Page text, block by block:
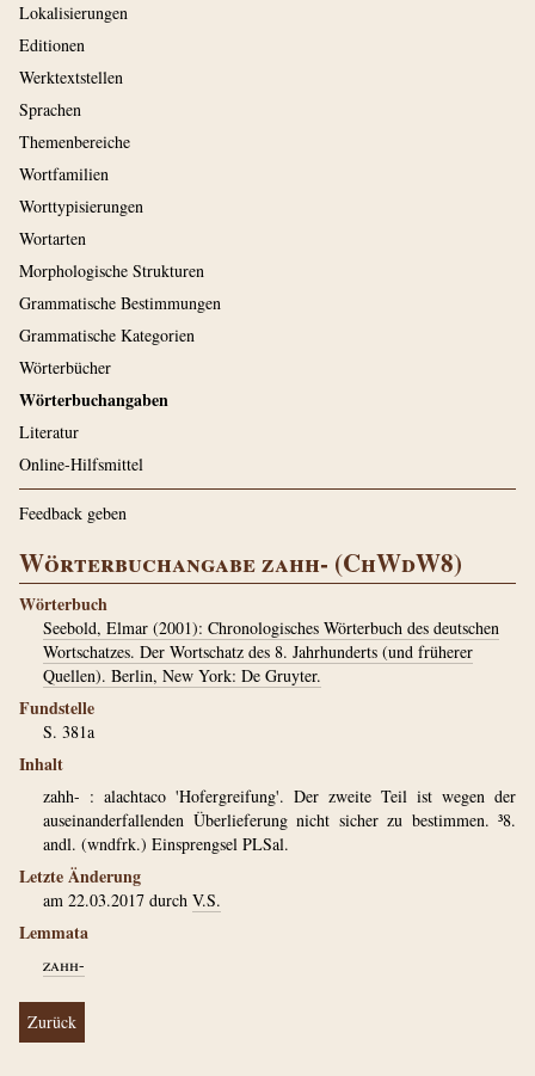
Lokalisierungen
Editionen
Werktextstellen
Sprachen
Themenbereiche
Wortfamilien
Worttypisierungen
Wortarten
Morphologische Strukturen
Grammatische Bestimmungen
Grammatische Kategorien
Wörterbücher
Wörterbuchangaben
Literatur
Online-Hilfsmittel
Feedback geben
Wörterbuchangabe zahh- (ChWdW8)
Wörterbuch
Seebold, Elmar (2001): Chronologisches Wörterbuch des deutschen
Wortschatzes. Der Wortschatz des 8. Jahrhunderts (und früherer
Quellen). Berlin, New York: De Gruyter.
Fundstelle
S. 381a
Inhalt
zahh- : alachtaco 'Hofergreifung'. Der zweite Teil ist wegen der
auseinanderfallenden Überlieferung nicht sicher zu bestimmen. ³8.
andl. (wndfrk.) Einsprengsel PLSal.
Letzte Änderung
am 22.03.2017 durch V.S.
Lemmata
zahh-
Zurück